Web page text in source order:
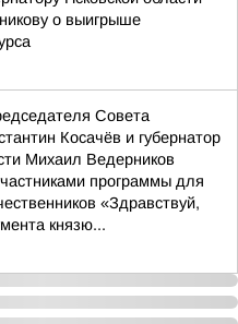
о выигрыше
Совета
Косачёв и губернатор
Михаил Ведерников
программы для
«Здравствуй,
князю...